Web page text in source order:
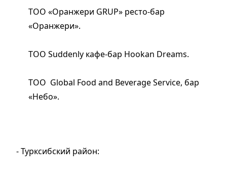
ТОО «Оранжери GRUP» ресто-бар
«Оранжери».
ТОО Suddenly кафе-бар Hookan Dreams.
ТОО Global Food and Beverage Service, бар
«Небо».
- Турксибский район: